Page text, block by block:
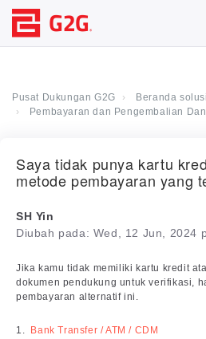
Pusat Dukungan G2G Beranda solusi
Pembayaran dan Pengembalian
Saya tidak punya kartu
metode pembayaran yang
SH Yin
Diubah pada: Wed, 12 Jun, 2024
Jika kamu tidak memiliki kartu kredit
dokumen pendukung untuk verifikasi,
pembayaran alternatif ini.
1. Bank Transfer / ATM / CDM